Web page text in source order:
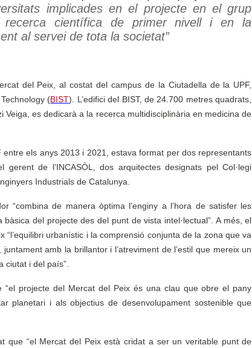
implicades en el projecte en el grup
recerca científica de primer nivell i en la
al servei de tota la societat”
del Peix, al costat del campus de la Ciutadella de la UPF,
(BIST). L’edifici del BIST, de 24.700 metres quadrats,
es dedicarà a la recerca multidisciplinària en medicina de
entre els anys 2013 i 2021, estava format per dos representants
de l’INCASÒL, dos arquitectes designats pel Col·legi
Industrials de Catalunya.
“combina de manera òptima l’enginy a l’hora de satisfer les
del projecte des del punt de vista intel·lectual”. A més, el
urbanístic i la comprensió conjunta de la zona que va
amb la brillantor i l’atreviment de l’estil que mereix un
ciutat i del país”.
projecte del Mercat del Peix és una clau que obre el pany
planetari i als objectius de desenvolupament sostenible que
que “el Mercat del Peix està cridat a ser un veritable punt de